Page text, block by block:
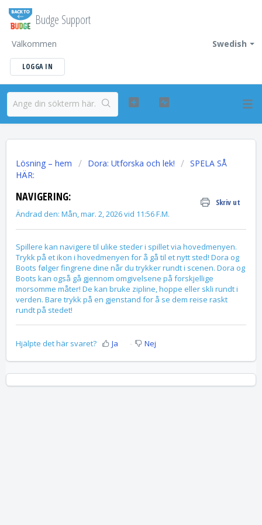
Budge Support
Swedish
Välkommen
LOGGA IN
Lösning – hem Dora: Utforska och lek!
SPELA SÅ
HÄR:
NAVIGERING:
Skriv ut
Ändrad den: Mån, mar. 2, 2026 vid 11:56 F.M.
Spillere kan navigere til ulike steder i spillet via hovedmenyen.
Trykk på et ikon i hovedmenyen for å gå til et nytt sted! Dora og
Boots følger fingrene dine når du trykker rundt i scenen. Dora og
Boots kan også gå gjennom omgivelsene på forskjellige
morsomme måter! De kan bruke zipline, hoppe eller skli rundt i
verden. Bare trykk på en gjenstand for å se dem reise raskt
rundt på stedet!
Hjälpte det här svaret? Ja Nej